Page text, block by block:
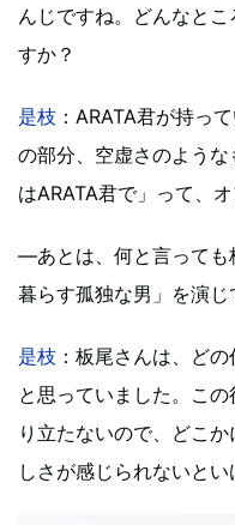
んじですね。どんなと
すか？
是枝 ：ARATA君が持っ
の部分、空虚さのよう
はARATA君で」って、
―あとは、何と言っても
暮らす孤独な男」を演じ
是枝 ：板尾さんは、ど
と思っていました。こ
り立たないので、どこ
しさが感じられないとい